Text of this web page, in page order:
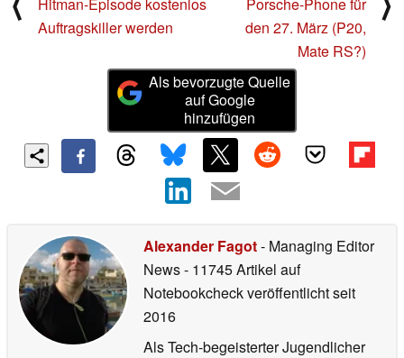
Hitman-Episode kostenlos
Auftragskiller werden
Porsche-Phone für
den 27. März (P20,
Mate RS?)
Als bevorzugte Quelle
auf Google
hinzufügen
Alexander Fagot- Managing Editor
News- 11745 Artikel auf
Notebookcheck veröffentlichtseit
2016
Als Tech-begeisterter Jugendlicher